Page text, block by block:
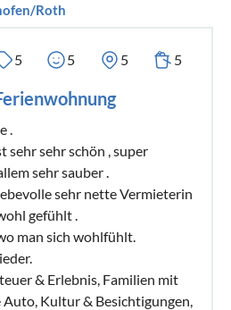
Roth
5 5 5 5
.
sehr sehr schön , super
sehr sauber .
sehr nette Vermieterin
gefühlt .
man sich wohlfühlt.
& Erlebnis, Familien mit
Kultur & Besichtigungen,